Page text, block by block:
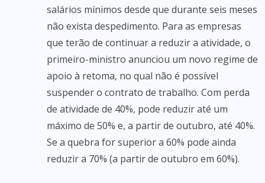
salários mínimos desde que durante seis meses
não exista despedimento. Para as empresas
que terão de continuar a reduzir a atividade, o
primeiro-ministro anunciou um novo regime de
apoio à retoma, no qual não é possível
suspender o contrato de trabalho. Com perda
de atividade de 40%, pode reduzir até um
máximo de 50% e, a partir de outubro, até 40%.
Se a quebra for superior a 60% pode ainda
reduzir a 70% (a partir de outubro em 60%).